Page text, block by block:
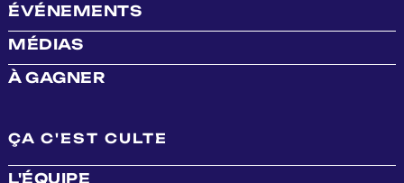
ÉVÉNEMENTS
MÉDIAS
À GAGNER
ÇA C'EST CULTE
L'ÉQUIPE